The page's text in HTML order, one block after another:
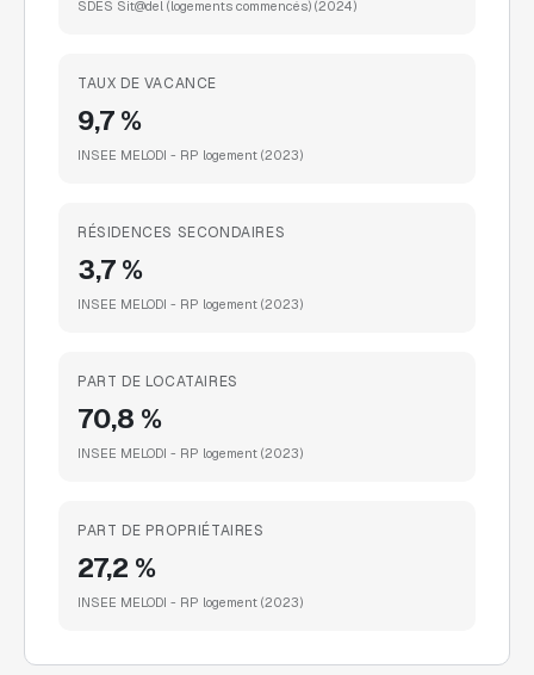
SDES Sit@del (logements commencés) (2024)
TAUX DE VACANCE
9,7 %
INSEE MELODI - RP logement (2023)
RÉSIDENCES SECONDAIRES
3,7 %
INSEE MELODI - RP logement (2023)
PART DE LOCATAIRES
70,8 %
INSEE MELODI - RP logement (2023)
PART DE PROPRIÉTAIRES
27,2 %
INSEE MELODI - RP logement (2023)